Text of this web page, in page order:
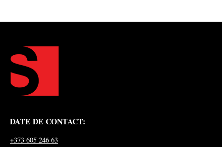
DATE DE CONTACT:
+373 605 246 63